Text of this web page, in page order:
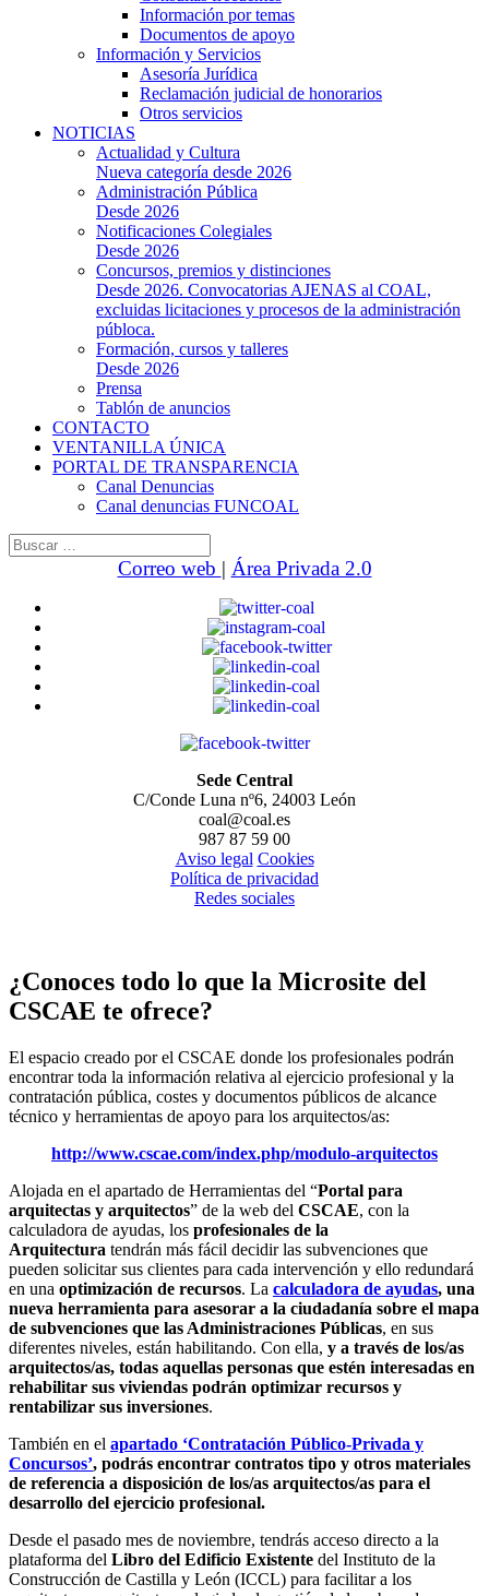
Información por temas
Documentos de apoyo
Información y Servicios
Asesoría Jurídica
Reclamación judicial de honorarios
Otros servicios
NOTICIAS
Actualidad y Cultura
Nueva categoría desde 2026
Administración Pública
Desde 2026
Notificaciones Colegiales
Desde 2026
Concursos, premios y distinciones
Desde 2026. Convocatorias AJENAS al COAL,
excluidas licitaciones y procesos de la administración
públoca.
Formación, cursos y talleres
Desde 2026
Prensa
Tablón de anuncios
CONTACTO
VENTANILLA ÚNICA
PORTAL DE TRANSPARENCIA
Canal Denuncias
Canal denuncias FUNCOAL
Buscar:
Correo web | Área Privada 2.0
Sede Central
C/Conde Luna nº6, 24003 León
coal@coal.es
987 87 59 00
Aviso legal Cookies
Política de privacidad
Redes sociales
¿Conoces todo lo que la Microsite del
CSCAE te ofrece?
El espacio creado por el CSCAE donde los profesionales podrán
encontrar toda la información relativa al ejercicio profesional y la
contratación pública, costes y documentos públicos de alcance
técnico y herramientas de apoyo para los arquitectos/as:
http://www.cscae.com/index.php/modulo-arquitectos
Alojada en el apartado de Herramientas del “Portal para
arquitectas y arquitectos” de la web del CSCAE, con la
calculadora de ayudas, los profesionales de la
Arquitectura tendrán más fácil decidir las subvenciones que
pueden solicitar sus clientes para cada intervención y ello redundará
en una optimización de recursos. La calculadora de ayudas, una
nueva herramienta para asesorar a la ciudadanía sobre el mapa
de subvenciones que las Administraciones Públicas, en sus
diferentes niveles, están habilitando. Con ella, y a través de los/as
arquitectos/as, todas aquellas personas que estén interesadas en
rehabilitar sus viviendas podrán optimizar recursos y
rentabilizar sus inversiones.
También en el apartado ‘Contratación Público-Privada y
Concursos’, podrás encontrar contratos tipo y otros materiales
de referencia a disposición de los/as arquitectos/as para el
desarrollo del ejercicio profesional.
Desde el pasado mes de noviembre, tendrás acceso directo a la
plataforma del Libro del Edificio Existente del Instituto de la
Construcción de Castilla y León (ICCL) para facilitar a los